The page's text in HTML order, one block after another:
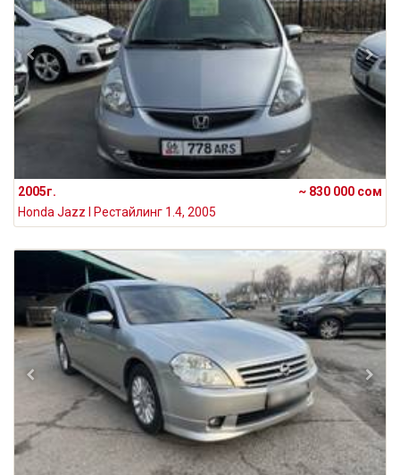
2005г.
~ 830 000 сом
Honda Jazz I Рестайлинг 1.4, 2005